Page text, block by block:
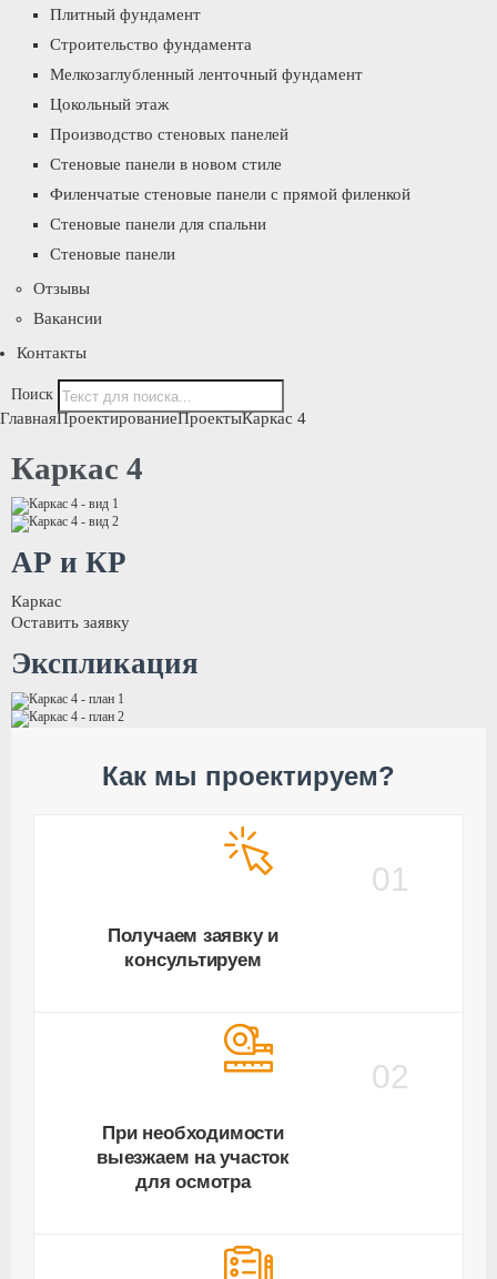
Плитный фундамент
Строительство фундамента
Мелкозаглубленный ленточный фундамент
Цокольный этаж
Производство стеновых панелей
Стеновые панели в новом стиле
Филенчатые стеновые панели с прямой филенкой
Стеновые панели для спальни
Стеновые панели
Отзывы
Вакансии
Контакты
Поиск
ГлавнаяПроектированиеПроектыКаркас 4
Каркас 4
АР и КР
Каркас
Оставить заявку
Экспликация
Как мы проектируем?
01
Получаем заявку и
консультируем
02
При необходимости
выезжаем на участок
для осмотра